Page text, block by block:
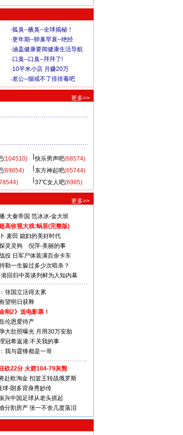
·狐臭--腋臭--全球揭秘！
·更年期--卵巢早衰--绝经
·涵盖健康要闻健康生活导航
·口臭--口臭--拜拜了!
·10平米小店 月赚20万
·老公--烟戒不了排排毒吧
更多>>
(104510) 快乐男声吧(68574)
(69854) 东方神起吧(65744)
37℃女人吧(6985)
更多>>
:大秦帝国 范冰冰-金大班
高收视大戏:蜗居(完整版)
麦田 媳妇的美好时代
灵灵狗
倪萍-美丽的事
役 日军尸体装满百余卡车
勒一生躲过多少次暗杀？
回归中英谈判鲜为人知内幕
张国立活得太累
望明日获释
刚2》送电影票！
伦恩爱待产
大肚照曝光 月用30万安胎
冠希返港:不关我的事
我与霆锋都是一哥
砍22分 火箭104-79灰熊
赴欧淘金 扣篮王转战俄罗斯
球-朗多背身秀妙传
兴中国足球从老头抓起
分割房产 张一不舍几度落泪